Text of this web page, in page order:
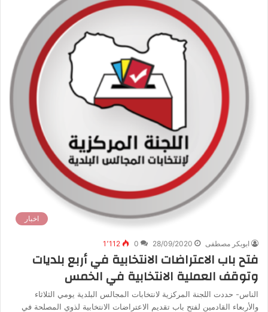
اخبار
ابوبكر مصطفى 28/09/2020
0 1٬112
فتح باب الاعتراضات الانتخابية في أربع بلديات
وتوقف العملية الانتخابية في الخمس
الناس- حددت اللجنة المركزية لانتخابات المجالس البلدية يومي الثلاثاء
والأربعاء القادمين لفتح باب تقديم الاعتراضات الانتخابية لذوي المصلحة في